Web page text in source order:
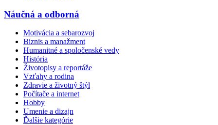
Náučná a odborná
Motivácia a sebarozvoj
Biznis a manažment
Humanitné a spoločenské vedy
História
Životopisy a reportáže
Vzťahy a rodina
Zdravie a životný štýl
Počítače a internet
Hobby
Umenie a dizajn
Ďalšie kategórie